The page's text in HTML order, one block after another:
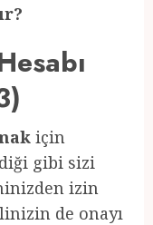
için
gibi sizi
izin
de onayı